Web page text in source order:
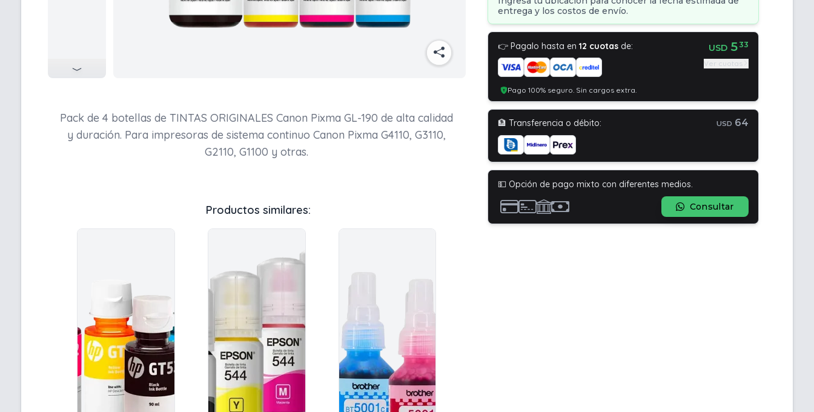
entrega y los costos de envío.
👉 Pagalo hasta en12 cuotas de:
Pago 100% seguro. Sin cargos extra.
USD 5 33
Ver cuotas
🏦 Transferencia o débito: USD 64
💵 Opción de pago mixto con diferentes medios.
Consultar
Pack de 4 botellas de TINTAS ORIGINALES Canon Pixma GL-190 de alta calidad
y duración. Para impresoras de sistema continuo Canon Pixma G4110, G3110,
G2110, G1100 y otras.
Productos similares: